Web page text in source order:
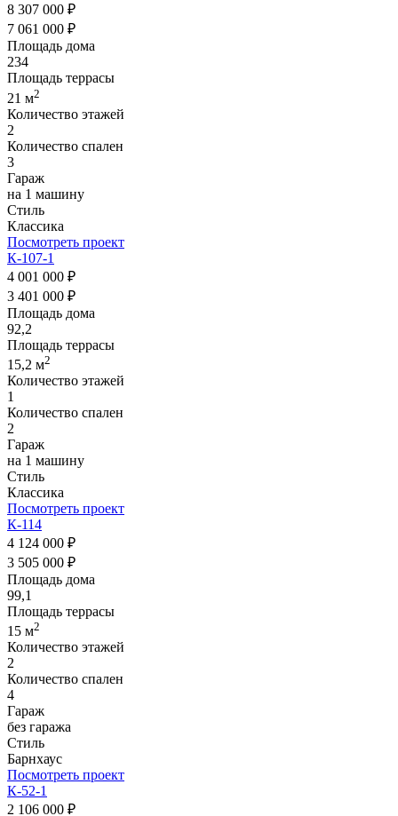
8 307 000 ₽
7 061 000 ₽
Площадь дома
234
Площадь террасы
21 м2
Количество этажей
2
Количество спален
3
Гараж
на 1 машину
Стиль
Классика
Посмотреть проект
К-107-1
4 001 000 ₽
3 401 000 ₽
Площадь дома
92,2
Площадь террасы
15,2 м2
Количество этажей
1
Количество спален
2
Гараж
на 1 машину
Стиль
Классика
Посмотреть проект
К-114
4 124 000 ₽
3 505 000 ₽
Площадь дома
99,1
Площадь террасы
15 м2
Количество этажей
2
Количество спален
4
Гараж
без гаража
Стиль
Барнхаус
Посмотреть проект
К-52-1
2 106 000 ₽